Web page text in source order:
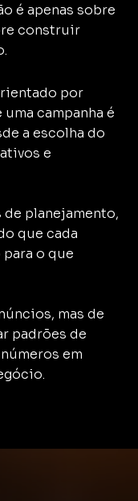
é apenas sobre
construir
por
campanha é
a escolha do
e
planejamento,
que cada
o que
mas de
padrões de
em